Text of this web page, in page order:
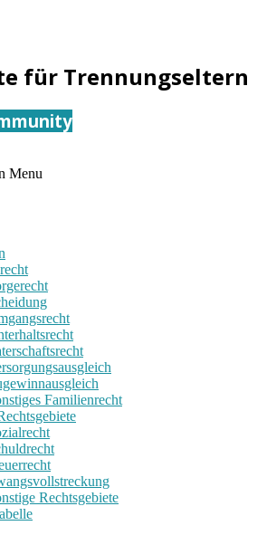
für Trennungseltern
Menu
Familienrecht
Rechtsgebiete